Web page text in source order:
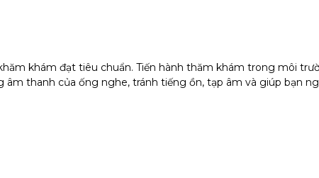
khám đạt tiêu chuẩn. Tiến hành thăm khám trong môi
thanh của ống nghe, tránh tiếng ồn, tạp âm và giúp bạn